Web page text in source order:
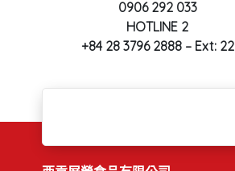
0906 292 033
HOTLINE 2
+84 28 3796 2888 – Ext: 22